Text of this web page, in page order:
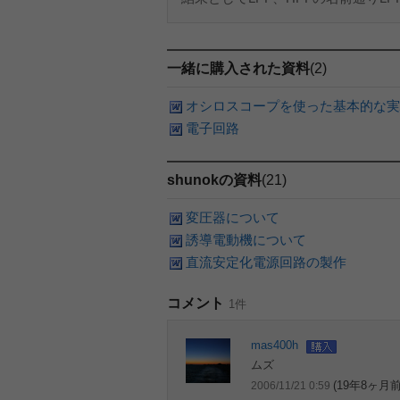
一緒に購入された資料(2)
オシロスコープを使った基本的な
電子回路
shunokの資料(21)
変圧器について
誘導電動機について
直流安定化電源回路の製作
コメント 1件
mas400h
ムズ
2006/11/21 0:59 (19年8ヶ月